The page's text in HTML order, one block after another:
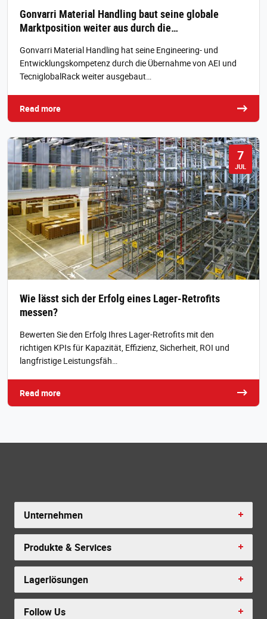
Gonvarri Material Handling baut seine globale
Marktposition weiter aus durch die…
Gonvarri Material Handling hat seine Engineering- und
Entwicklungskompetenz durch die Übernahme von AEI und
TecniglobalRack weiter ausgebaut…
Read more
7
JUL
Wie lässt sich der Erfolg eines Lager-Retrofits
messen?
Bewerten Sie den Erfolg Ihres Lager-Retrofits mit den
richtigen KPIs für Kapazität, Effizienz, Sicherheit, ROI und
langfristige Leistungsfäh…
Read more
Unternehmen
Produkte & Services
Lagerlösungen
Follow Us